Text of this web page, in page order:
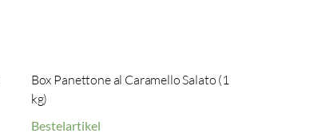
Box Panettone al Caramello Salato (1
kg)
Bestelartikel